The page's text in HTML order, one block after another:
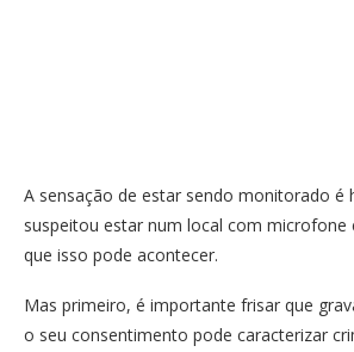
A sensação de estar sendo monitorado é
suspeitou estar num local com microfone
que isso pode acontecer.
Mas primeiro, é importante frisar que
o seu consentimento pode caracterizar